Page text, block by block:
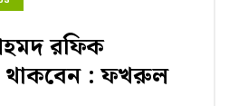
রফিক
থাকবেন : ফখরুল